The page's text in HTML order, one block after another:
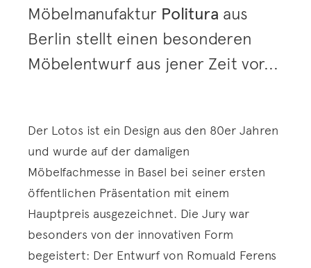
Möbelmanufaktur Politura aus
Berlin stellt einen besonderen
Möbelentwurf aus jener Zeit vor...
Der Lotos ist ein Design aus den 80er Jahren
und wurde auf der damaligen
Möbelfachmesse in Basel bei seiner ersten
öffentlichen Präsentation mit einem
Hauptpreis ausgezeichnet. Die Jury war
besonders von der innovativen Form
begeistert: Der Entwurf von Romuald Ferens